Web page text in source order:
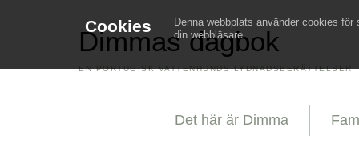
Cookies
Denna webbplats använder cookies
din webbläsare.
Dimmas dagbok
EN PORTUGISK VATTENHUNDS LYDNADSBERÄTTELSER
Det här är Dimma